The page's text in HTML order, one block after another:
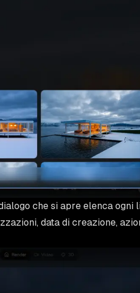
che si apre elenca ogni
data di creazione,